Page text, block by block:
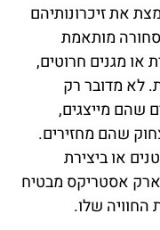
את זיכרונותיהם
מותאמת
או מגנים חרוטים,
לא מדובר רק
שהם מייצגים,
שהם מחזירים.
או ביצירת
אסטריקס מבטיח
שלו.